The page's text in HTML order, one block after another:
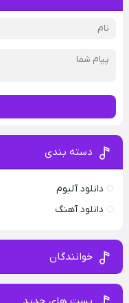
دسته بندی
دانلود آلبوم
دانلود آهنگ
خوانندگان